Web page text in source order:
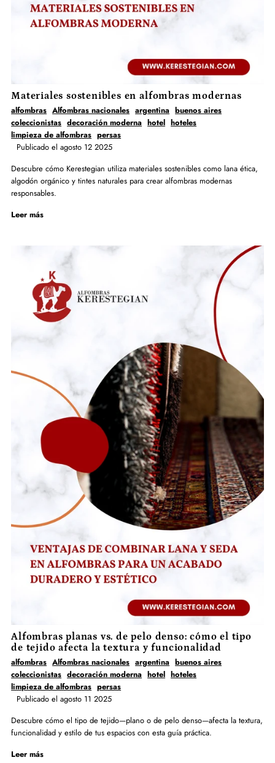
Materiales sostenibles en alfombras modernas
alfombras Alfombras nacionales argentina buenos aires
coleccionistas decoración moderna hotel hoteles
limpieza de alfombras persas
Publicado el agosto 12 2025
Descubre cómo Kerestegian utiliza materiales sostenibles como lana ética,
algodón orgánico y tintes naturales para crear alfombras modernas
responsables.
Leer más
Alfombras planas vs. de pelo denso: cómo el tipo
de tejido afecta la textura y funcionalidad
alfombras Alfombras nacionales argentina buenos aires
coleccionistas decoración moderna hotel hoteles
limpieza de alfombras persas
Publicado el agosto 11 2025
Descubre cómo el tipo de tejido—plano o de pelo denso—afecta la textura,
funcionalidad y estilo de tus espacios con esta guía práctica.
Leer más